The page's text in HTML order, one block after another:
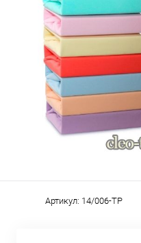
Артикул: 14/006-TP